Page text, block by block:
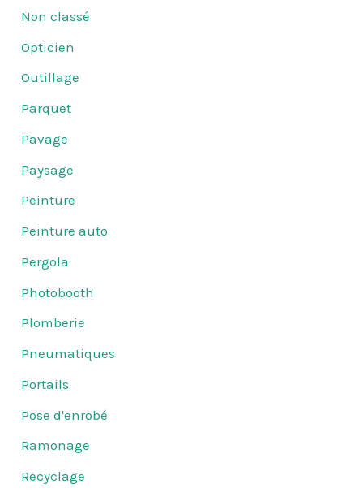
Non classé
Opticien
Outillage
Parquet
Pavage
Paysage
Peinture
Peinture auto
Pergola
Photobooth
Plomberie
Pneumatiques
Portails
Pose d'enrobé
Ramonage
Recyclage